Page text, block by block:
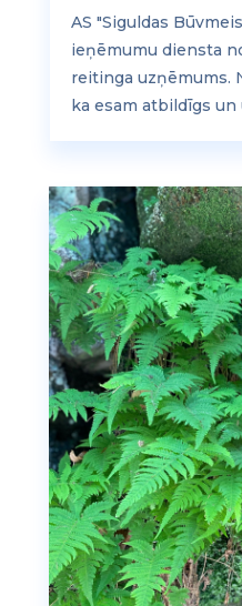
AS "Siguldas
ieņēmumu diensta
reitinga uzņēmums.
ka esam atbildīgs un